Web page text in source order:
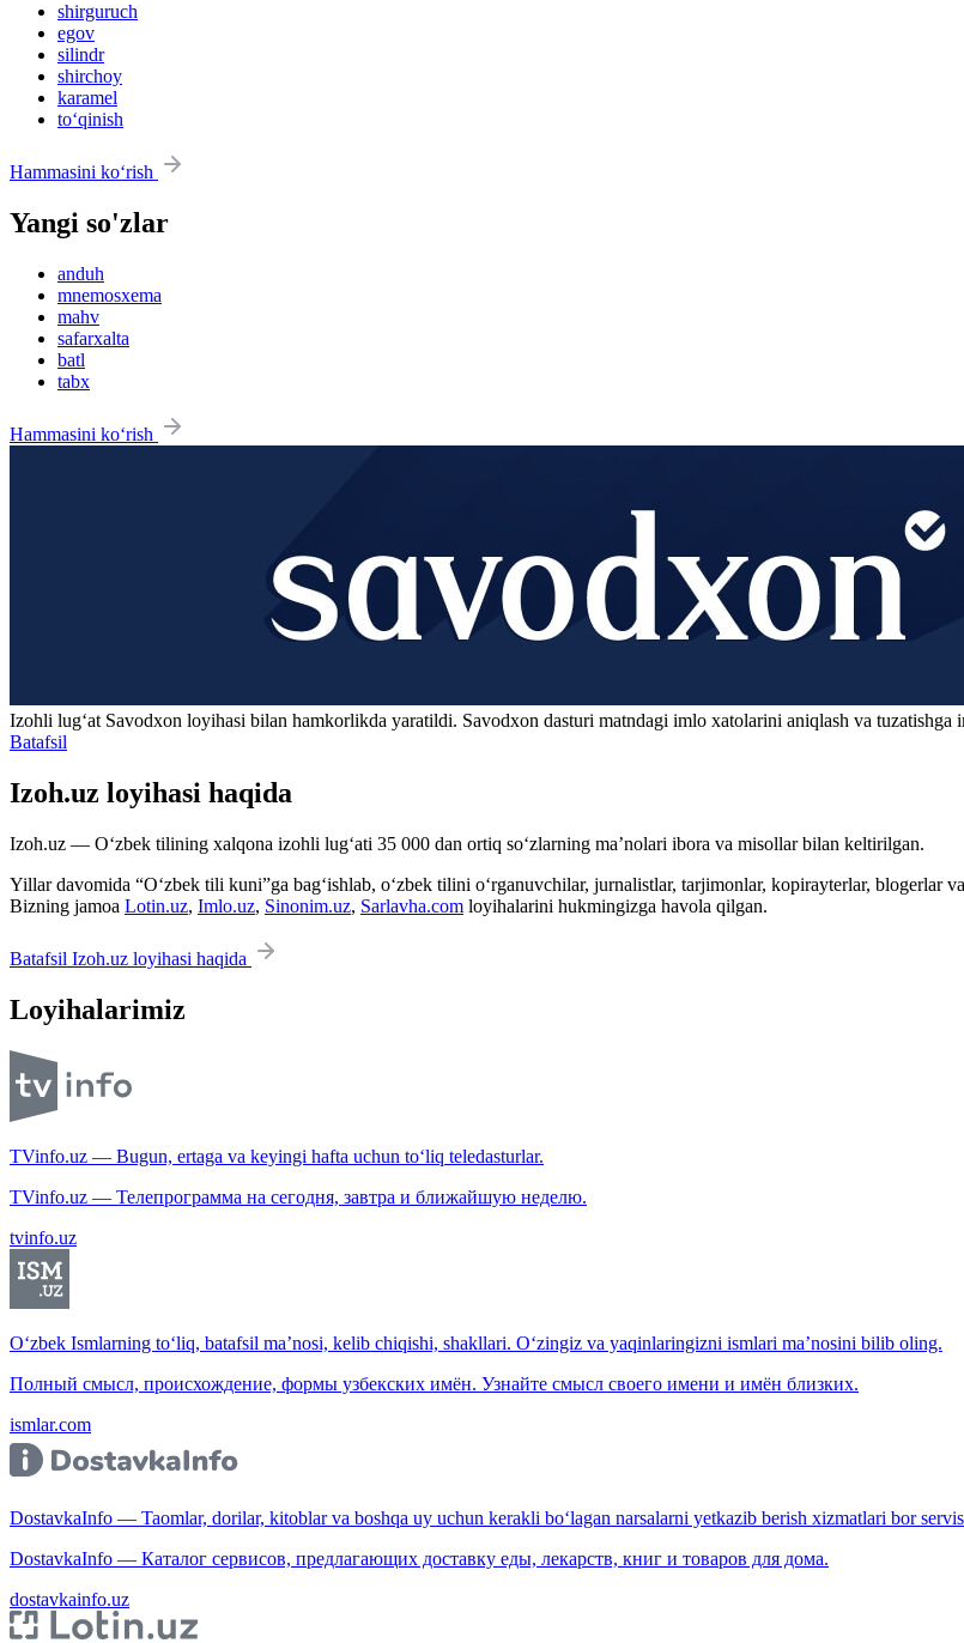
shirguruch
egov
silindr
shirchoy
karamel
to‘qinish
Hammasini ko‘rish
Yangi so'zlar
anduh
mnemosxema
mahv
safarxalta
batl
tabx
Hammasini ko‘rish
Izohli lugʻat Savodxon loyihasi bilan hamkorlikda yaratildi. Savodxon dasturi matndagi imlo xatolarini aniqlash va tuzatishga
Batafsil
Izoh.uz loyihasi haqida
Izoh.uz — O‘zbek tilining xalqona izohli lug‘ati 35 000 dan ortiq so‘zlarning ma’nolari ibora va misollar bilan keltirilgan.
Yillar davomida “O‘zbek tili kuni”ga bag‘ishlab, o‘zbek tilini o‘rganuvchilar, jurnalistlar, tarjimonlar, kopirayterlar, blogerlar
Bizning jamoa Lotin.uz, Imlo.uz, Sinonim.uz, Sarlavha.com loyihalarini hukmingizga havola qilgan.
Batafsil Izoh.uz loyihasi haqida
Loyihalarimiz
TVinfo.uz — Bugun, ertaga va keyingi hafta uchun to‘liq teledasturlar.
TVinfo.uz — Телепрограмма на сегодня, завтра и ближайшую неделю.
tvinfo.uz
O‘zbek Ismlarning to‘liq, batafsil ma’nosi, kelib chiqishi, shakllari. O‘zingiz va yaqinlaringizni ismlari ma’nosini bilib oling.
Полный смысл, происхождение, формы узбекских имён. Узнайте смысл своего имени и имён близких.
ismlar.com
DostavkaInfo — Taomlar, dorilar, kitoblar va boshqa uy uchun kerakli bo‘lagan narsalarni yetkazib berish xizmatlari bor
DostavkaInfo — Каталог сервисов, предлагающих доставку еды, лекарств, книг и товаров для дома.
dostavkainfo.uz